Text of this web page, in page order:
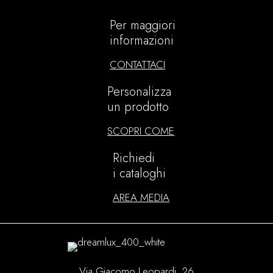
Per maggiori
informazioni
CONTATTACI
Personalizza
un prodotto
SCOPRI COME
Richiedi
i cataloghi
AREA MEDIA